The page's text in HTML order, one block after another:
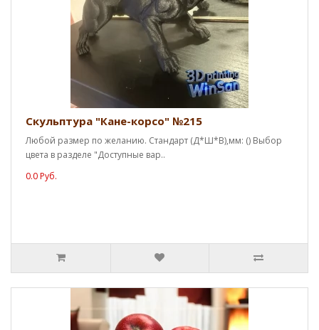
Скульптура "Кане-корсо" №215
Любой размер по желанию. Стандарт (Д*Ш*В),мм: () Выбор
цвета в разделе "Доступные вар..
0.0 Руб.